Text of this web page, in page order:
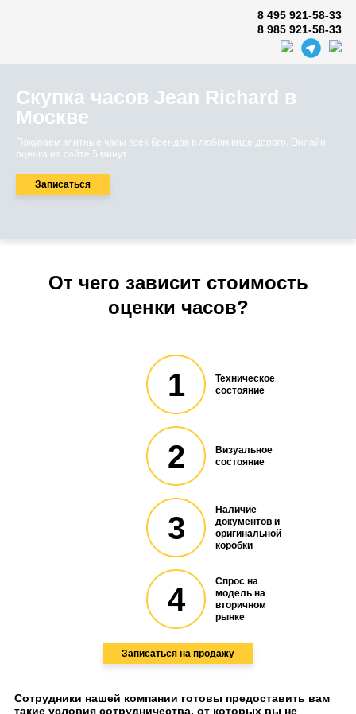
8 495 921-58-33
8 985 921-58-33
Скупка часов Jean Richard в
Москве
Покупаем элитные часы всех брендов в любом виде дорого. Онлайн
оценка на сайте 5 минут.
Записаться
От чего зависит стоимость
оценки часов?
1
Техническое
состояние
2
Визуальное
состояние
3
Наличие
документов и
оригинальной
коробки
4
Спрос на
модель на
вторичном
рынке
Записаться на продажу
Сотрудники нашей компании готовы предоставить вам
такие условия сотрудничества, от которых вы не